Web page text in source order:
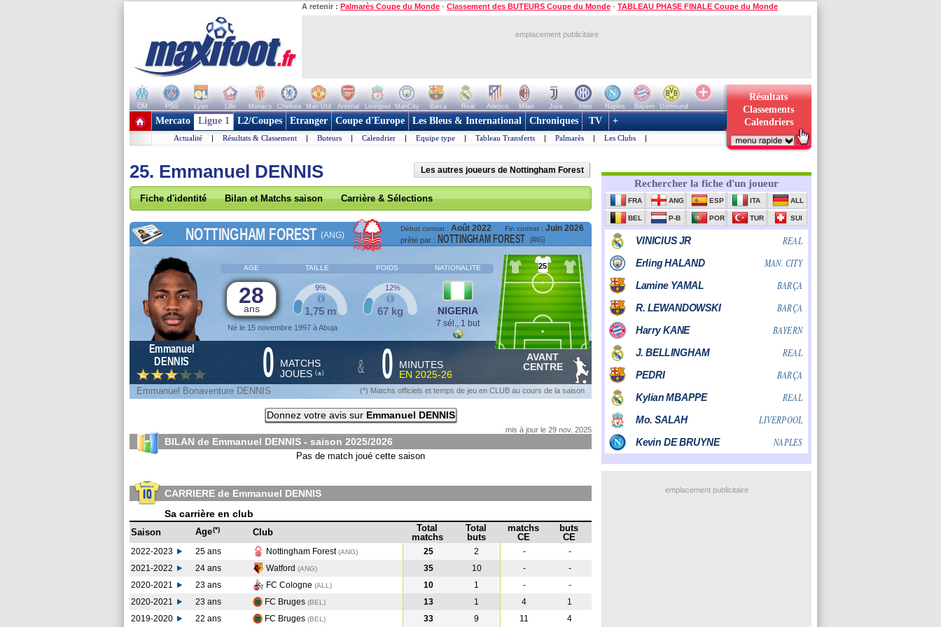
A retenir : Palmarès Coupe du Monde - Classement des BUTEURS Coupe du Monde - TABLEAU PHASE FINALE Coupe du Monde
emplacement publicitaire
OM PSG Lyon Lille Monaco Chelsea Man Utd Arsenal Liverpool ManCity Barca Real Atletico Milan Juve Inter Naples Bayern
Dortmund
+ de clubs
Résultats
Classements
Calendriers
Mercato Ligue 1 L2/Coupes Etranger Coupe d'Europe Les Bleus & International Chroniques TV +
Actualité | Résultats & Classement | Buteurs | Calendrier | Equipe type | Tableau Transferts | Palmarès | Les Clubs |
25. Emmanuel DENNIS Les autres joueurs de Nottingham Forest
Fiche d'identité Bilan et Matchs saison Carrière & Sélections
NOTTINGHAM FOREST (ANG)
Début contrat : Août 2022 Fin contrat : Juin 2026
prêté par : NOTTINGHAM FOREST (ANG)
AGE TAILLE POIDS NATIONALITE
28
ans
Né le 15 novembre 1997 à Abuja
1,75 m
9%
67 kg
12%
NIGERIA
7 sél., 1 but
25
Emmanuel
DENNIS
0 MATCHS
JOUES (*) & 0
MINUTES
EN 2025-26
AVANT
CENTRE
Emmanuel Bonaventure DENNIS (*) Matchs officiels et temps de jeu en CLUB au cours de la saison
Donnez votre avis sur Emmanuel DENNIS
mis à jour le 29 nov. 2025
BILAN de Emmanuel DENNIS - saison 2025/2026
Pas de match joué cette saison
CARRIERE de Emmanuel DENNIS
Sa carrière en club
Saison Age(*) Club
Total
matchs
Total
buts
matchs
CE
buts
CE
2022-2023 25 ans Nottingham Forest(ANG) 25 2 -
-
2021-2022
24 ans Watford (ANG) 35 10 -
-
2020-2021
23 ans FC Cologne (ALL ) 10 1 -
-
2020-2021
23 ans FC Bruges (BEL ) 13 1 4
1
2019-2020
22 ans FC Bruges (BEL ) 33 9 11
4
emplacement publicitaire